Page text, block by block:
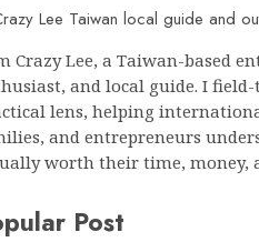
Crazy Lee, a Taiwan-based
and local guide. I
lens, helping
and entrepreneurs
worth their time, money,
Post